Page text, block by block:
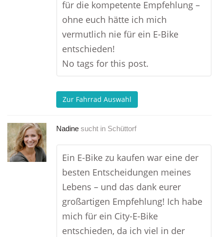
für die kompetente Empfehlung –
ohne euch hätte ich mich
vermutlich nie für ein E-Bike
entschieden!
No tags for this post.
Zur Fahrrad Auswahl
Nadine sucht in Schüttorf
Ein E-Bike zu kaufen war eine der
besten Entscheidungen meines
Lebens – und das dank eurer
großartigen Empfehlung! Ich habe
mich für ein City-E-Bike
entschieden, da ich viel in der